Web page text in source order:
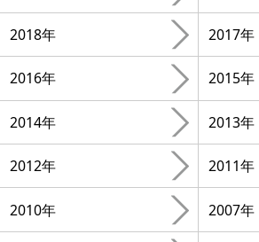
2018年 2017年
2016年 2015年
2014年 2013年
2012年 2011年
2010年 2007年